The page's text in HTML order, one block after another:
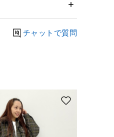
チャットで質問